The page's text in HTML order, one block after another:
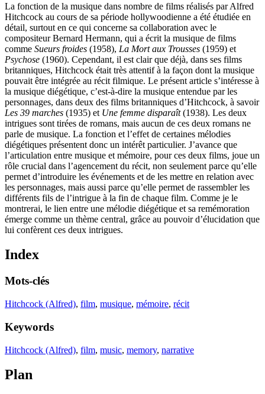
La fonction de la musique dans nombre de films réalisés par Alfred
Hitchcock au cours de sa période hollywoodienne a été étudiée en
détail, surtout en ce qui concerne sa collaboration avec le
compositeur Bernard Hermann, qui a écrit la musique de films
comme Sueurs froides (1958), La Mort aux Trousses (1959) et
Psychose (1960). Cependant, il est clair que déjà, dans ses films
britanniques, Hitchcock était très attentif à la façon dont la musique
pouvait être intégrée au récit filmique. Le présent article s’intéresse à
la musique diégétique, c’est-à-dire la musique entendue par les
personnages, dans deux des films britanniques d’Hitchcock, à savoir
Les 39 marches (1935) et Une femme disparaît(1938). Les deux
intrigues sont tirées de romans, mais aucun de ces deux romans ne
parle de musique. La fonction et l’effet de certaines mélodies
diégétiques présentent donc un intérêt particulier. J’avance que
l’articulation entre musique et mémoire, pour ces deux films, joue un
rôle crucial dans l’agencement du récit, non seulement parce qu’elle
permet d’introduire les événements et de les mettre en relation avec
les personnages, mais aussi parce qu’elle permet de rassembler les
différents fils de l’intrigue à la fin de chaque film. Comme je le
montrerai, le lien entre une mélodie diégétique et sa remémoration
émerge comme un thème central, grâce au pouvoir d’élucidation que
lui confèrent ces deux intrigues.
Index
Mots-clés
Hitchcock (Alfred), film, musique, mémoire, récit
Keywords
Hitchcock (Alfred), film, music, memory, narrative
Plan